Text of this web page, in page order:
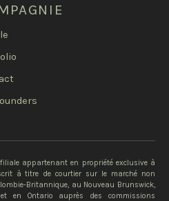
appartenant en propriété exclusive à
à titre de courtier sur le marché non
Britannique, au Nouveau Brunswick,
en Ontario auprès des commissions